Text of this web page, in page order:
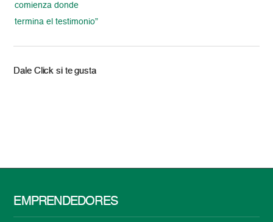
comienza donde
termina el testimonio”
Dale Click si te gusta
EMPRENDEDORES